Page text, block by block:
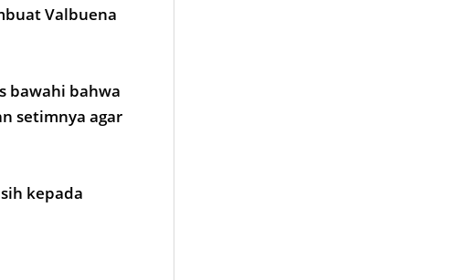
Valbuena
bawahi bahwa
setimnya agar
kepada